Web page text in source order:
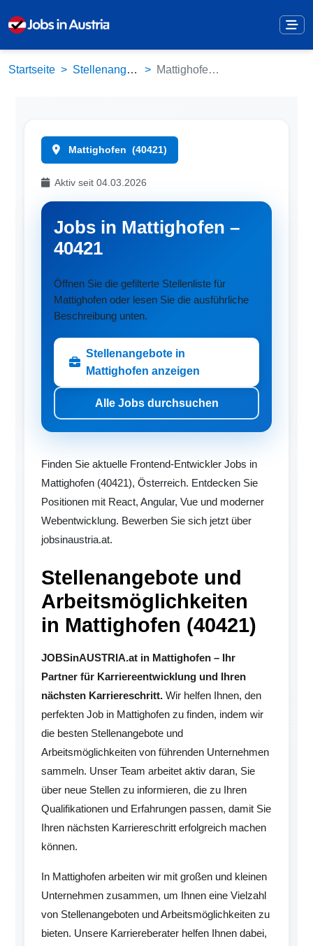
Startseite Stellenangebote Mattighofen (40421)
Mattighofen (40421)
Aktiv seit 04.03.2026
Jobs in Mattighofen –
40421
Öffnen Sie die gefilterte Stellenliste für
Mattighofen oder lesen Sie die ausführliche
Beschreibung unten.
Stellenangebote in
Mattighofen anzeigen
Alle Jobs durchsuchen
Finden Sie aktuelle Frontend-Entwickler Jobs in
Mattighofen (40421), Österreich. Entdecken Sie
Positionen mit React, Angular, Vue und moderner
Webentwicklung. Bewerben Sie sich jetzt über
jobsinaustria.at.
Stellenangebote und
Arbeitsmöglichkeiten
in Mattighofen (40421)
JOBSinAUSTRIA.at in Mattighofen – Ihr
Partner für Karriereentwicklung und Ihren
nächsten Karriereschritt. Wir helfen Ihnen, den
perfekten Job in Mattighofen zu finden, indem wir
die besten Stellenangebote und
Arbeitsmöglichkeiten von führenden Unternehmen
sammeln. Unser Team arbeitet aktiv daran, Sie
über neue Stellen zu informieren, die zu Ihren
Qualifikationen und Erfahrungen passen, damit Sie
Ihren nächsten Karriereschritt erfolgreich machen
können.
In Mattighofen arbeiten wir mit großen und kleinen
Unternehmen zusammen, um Ihnen eine Vielzahl
von Stellenangeboten und Arbeitsmöglichkeiten zu
bieten. Unsere Karriereberater helfen Ihnen dabei,